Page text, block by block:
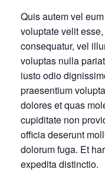
Quis autem vel
voluptate velit
consequatur, vel
voluptas nulla
iusto odio
praesentium
dolores et quas
cupiditate non
officia deserunt
dolorum fuga. Et
expedita distinctio.